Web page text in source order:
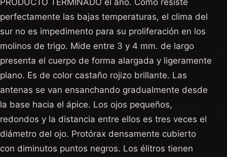
PRODUCTO TERMINADO el año. Como resiste
perfectamente las bajas temperaturas, el clima del
sur no es impedimento para su proliferación en los
molinos de trigo. Mide entre 3 y 4 mm. de largo
presenta el cuerpo de forma alargada y ligeramente
plano. Es de color castaño rojizo brillante. Las
antenas se van ensanchando gradualmente desde
la base hacia el ápice. Los ojos pequeños,
redondos y la distancia entre ellos es tres veces el
diámetro del ojo. Protórax densamente cubierto
con diminutos puntos negros. Los élitros tienen